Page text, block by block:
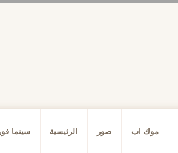
موك اب صور الرئيسية سينما